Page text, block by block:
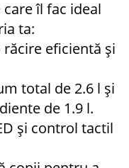
îl fac ideal
ta:
răcire eficientă și
total de 2.6 l și
de 1.9 l.
și control tactil